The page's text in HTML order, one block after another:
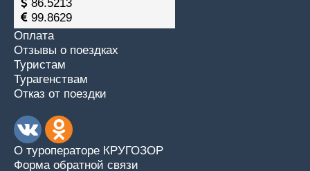
86.5213
99.8629
Оплата
Отзывы о поездках
Туристам
Турагенствам
Отказ от поездки
О туроператоре КРУГОЗОР
Форма обратной связи